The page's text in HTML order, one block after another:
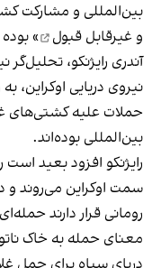
بین‌المللی و مشارکت
و غیرقابل‌ قبول
»
آندری رایژنکو،
نیروی دریایی اوکراین،
حملات علیه کشتی‌های
بین‌المللی بوده‌اند.
رایژنکو افزود بعید
سمت اوکراین می‌روند و
رومانی قرار دارند
معنای حمله به خاک